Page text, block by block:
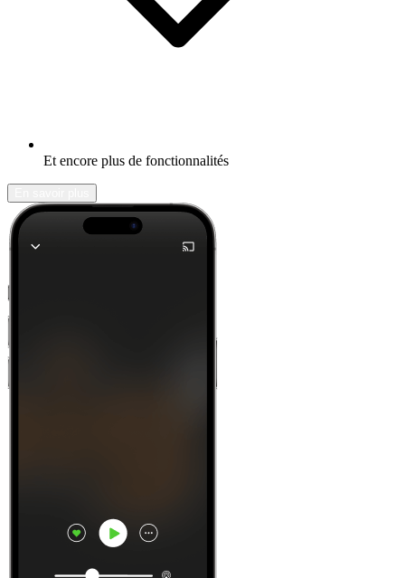
Et encore plus de fonctionnalités